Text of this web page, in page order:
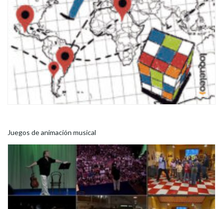
Juegos de animación musical